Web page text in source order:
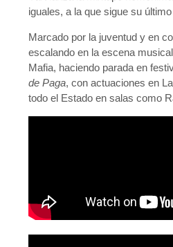
iguales, a la que sigue su
Marcado por la juventud y en
escalando en la escena
Mafia, haciendo parada en
de Paga, con actuaciones en
todo el Estado en salas como